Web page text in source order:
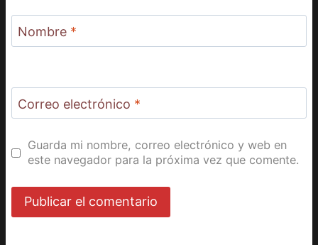
Nombre *
Correo electrónico *
Guarda mi nombre, correo electrónico y web en
este navegador para la próxima vez que comente.